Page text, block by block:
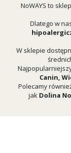
NoWAYS to
Dlatego w
W sklepie
Canin,
Polecamy
jak Dolina